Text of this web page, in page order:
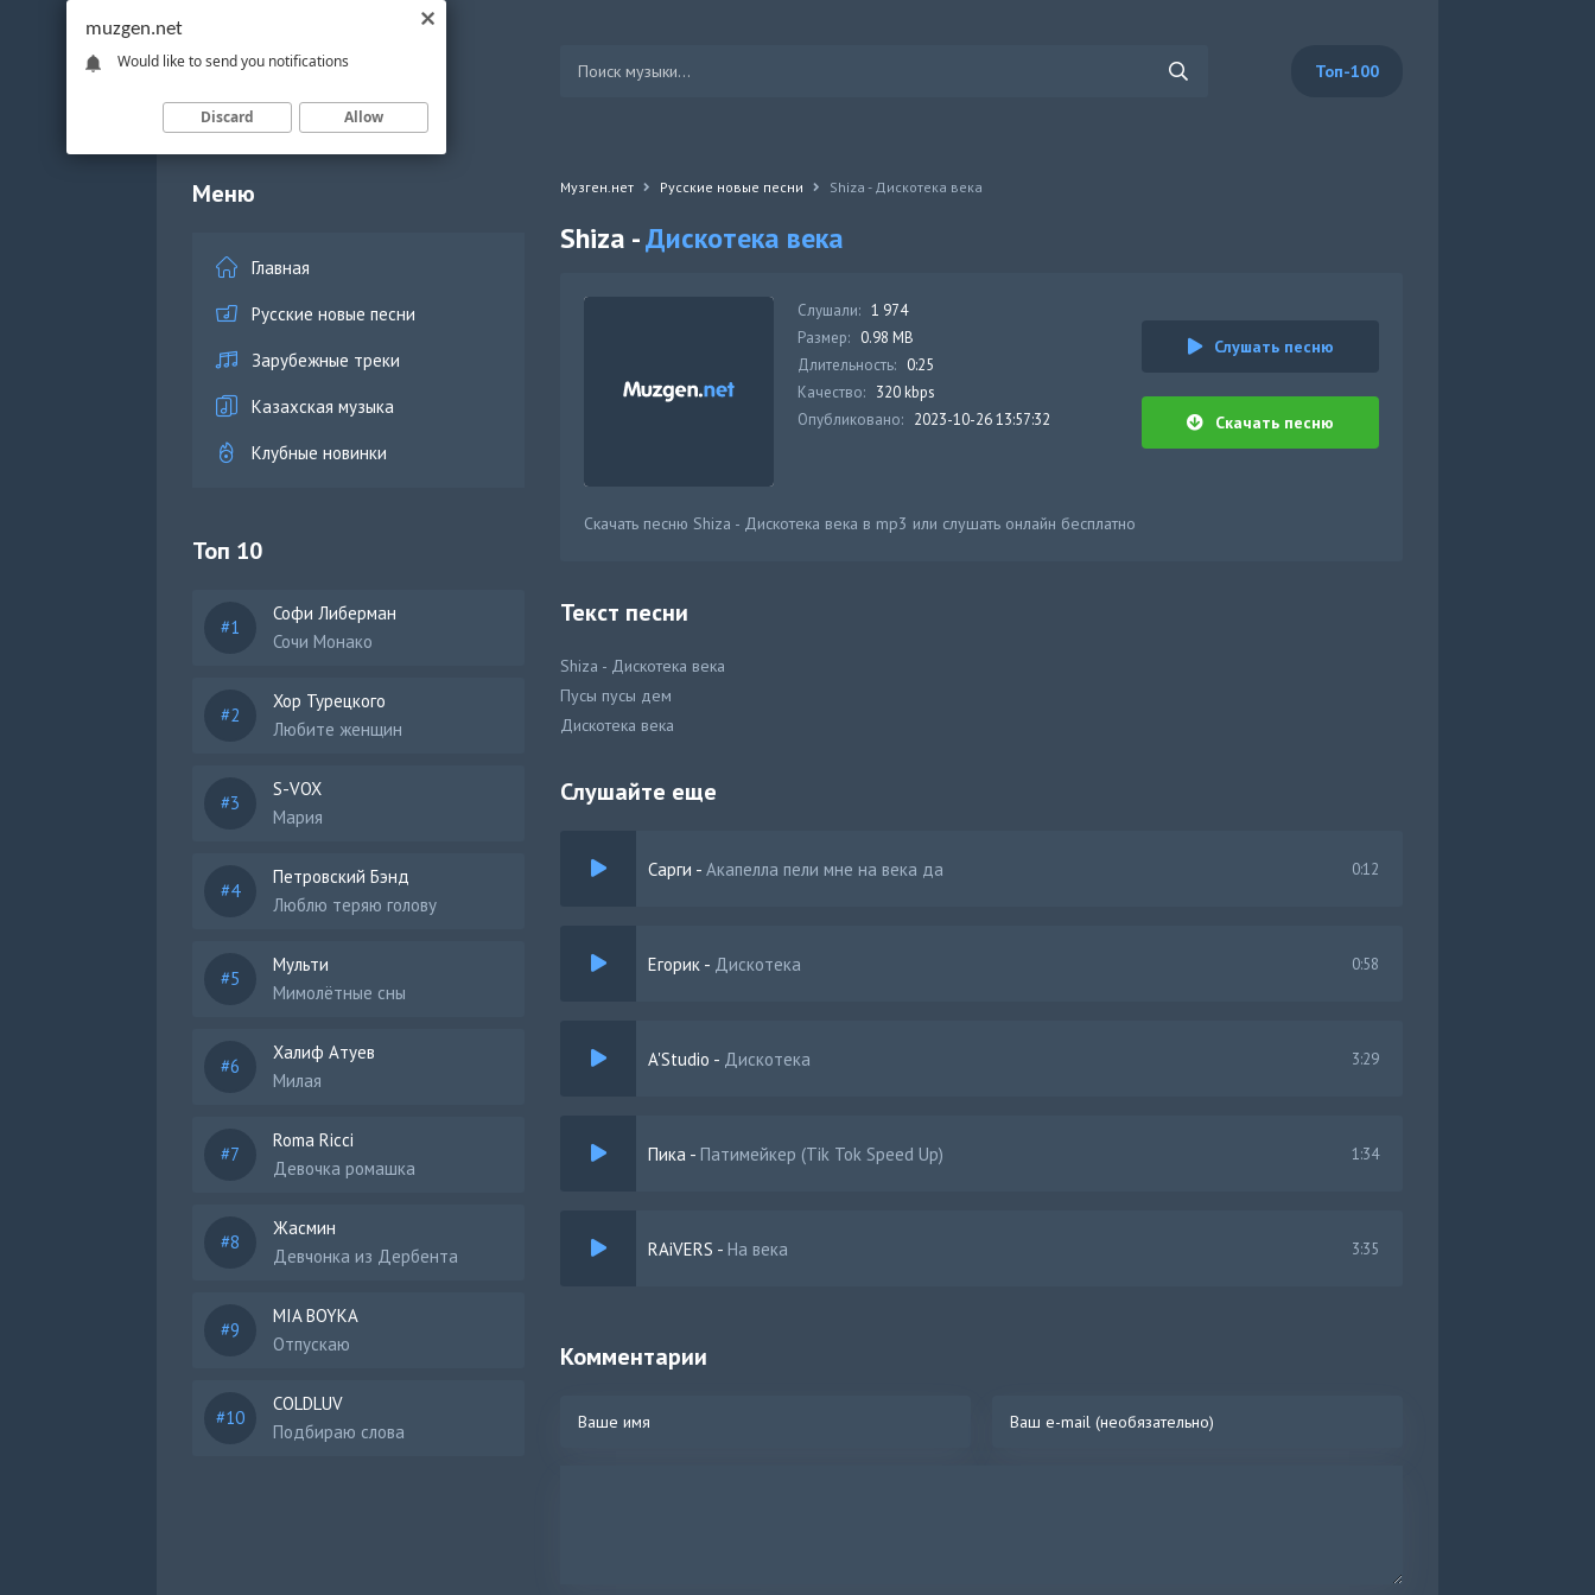
Топ-100
Меню
Главная
Русские новые песни
Зарубежные треки
Казахская музыка
Клубные новинки
Топ 10
Софи Либерман
Сочи Монако
Хор Турецкого
Любите женщин
S-VOX
Мария
Петровский Бэнд
Люблю теряю голову
Мульти
Мимолётные сны
Халиф Атуев
Милая
Roma Ricci
Девочка ромашка
Жасмин
Девчонка из Дербента
MIA BOYKA
Отпускаю
COLDLUV
Подбираю слова
Музген.нет Русские новые песни Shiza - Дискотека века
Shiza -Дискотека века
Слушали: 1 974
Размер: 0.98 MB
Длительность: 0:25
Качество: 320 kbps
Опубликовано: 2023-10-26 13:57:32
Слушать песню
Скачать песню
Скачать песню Shiza - Дискотека века в mp3 или слушать онлайн бесплатно
Текст песни
Shiza - Дискотека века
Пусы пусы дем
Дискотека века
Слушайте еще
Сарги - Акапелла пели мне на века да 0:12
Егорик - Дискотека 0:58
A'Studio - Дискотека 3:29
Пика - Патимейкер (Tik Tok Speed Up) 1:34
RAiVERS - На века 3:35
Комментарии
muzgen.net
Would like to send you notifications
Discard Allow